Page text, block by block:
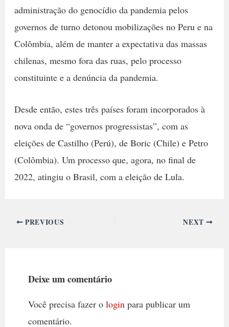
administração do genocídio da pandemia pelos
governos de turno detonou mobilizações no Peru e na
Colômbia, além de manter a expectativa das massas
chilenas, mesmo fora das ruas, pelo processo
constituinte e a denúncia da pandemia.
Desde então, estes três países foram incorporados à
nova onda de “governos progressistas”, com as
eleições de Castilho (Perú), de Boric (Chile) e Petro
(Colômbia). Um processo que, agora, no final de
2022, atingiu o Brasil, com a eleição de Lula.
PREVIOUS NEXT
Deixe um comentário
Você precisa fazer o loginpara publicar um
comentário.